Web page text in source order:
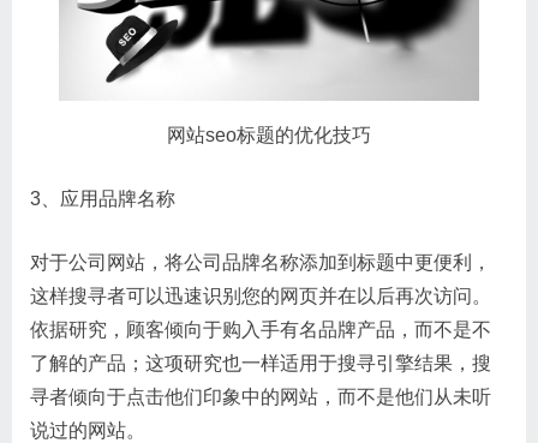
网站seo标题的优化技巧
3、应用品牌名称
对于公司网站，将公司品牌名称添加到标题中更便利，
这样搜寻者可以迅速识别您的网页并在以后再次访问。
依据研究，顾客倾向于购入手有名品牌产品，而不是不
了解的产品；这项研究也一样适用于搜寻引擎结果，搜
寻者倾向于点击他们印象中的网站，而不是他们从未听
说过的网站。